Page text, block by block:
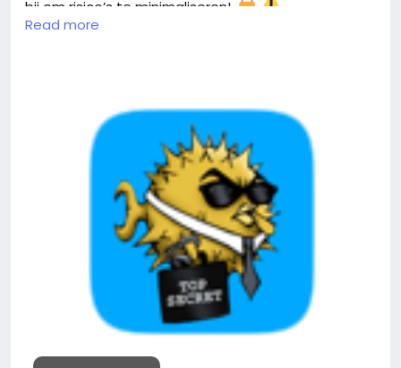
bij om risico’s te minimaliseren!
aanval+op+OpenSSH-client+mogelijk
Read more